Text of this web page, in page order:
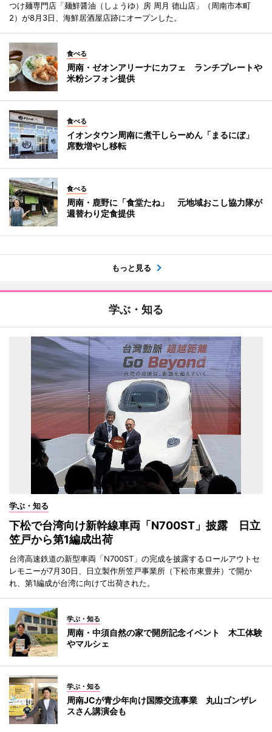
つけ麺専門店「麺鮮醤油（しょうゆ）房 周月 徳山店」（周南市本町
2）が8月3日、海鮮居酒屋店跡にオープンした。
食べる
周南・ゼオンアリーナにカフェ ランチプレートや
米粉シフォン提供
食べる
イオンタウン周南に煮干しらーめん「まるにぼ」
席数増やし移転
食べる
周南・鹿野に「食堂たね」 元地域おこし協力隊が
週替わり定食提供
もっと見る
学ぶ・知る
学ぶ・知る
下松で台湾向け新幹線車両「N700ST」披露 日立
笠戸から第1編成出荷
台湾高速鉄道の新型車両「N700ST」の完成を披露するロールアウトセ
レモニーが7月30日、日立製作所笠戸事業所（下松市東豊井）で開か
れ、第1編成が台湾に向けて出荷された。
学ぶ・知る
周南・中須自然の家で開所記念イベント 木工体験
やマルシェ
学ぶ・知る
周南JCが青少年向け国際交流事業 丸山ゴンザレ
スさん講演会も